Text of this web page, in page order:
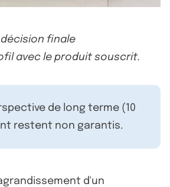
finale
avec le produit souscrit.
de long terme (10
restent non garantis.
d'un